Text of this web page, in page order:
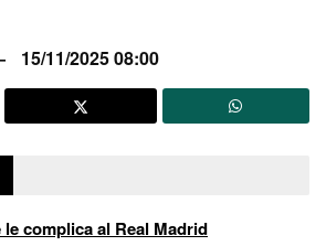
15/11/2025 08:00
complica al Real Madrid